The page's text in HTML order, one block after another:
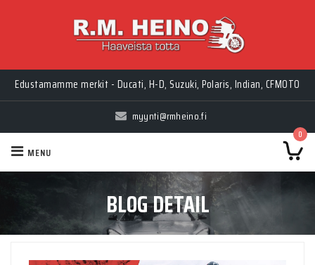
Edustamamme merkit - Ducati, H-D, Suzuki, Polaris, Indian, CFMOTO
myynti@rmheino.fi
0
MENU
BLOG DETAIL